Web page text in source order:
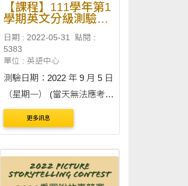
【課程】111學年第1
學期英文分級測驗資
日期 : 2022-05-31
點閱 :
5383
單位 : 英語中心
測驗日期：2022 年 9 月 5 日
（星期一） (當天無法應考
者，將於9月5日公告補考方
式) 測驗時間：上午 9:00-
（ CKS）、社會科學院
（SS） 攜帶物品：入學通知
更多訊息